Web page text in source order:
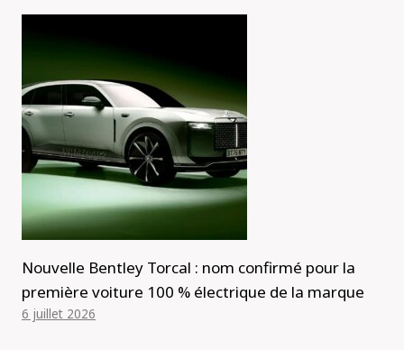
Nouvelle Bentley Torcal : nom confirmé pour la
première voiture 100 % électrique de la marque
6 juillet 2026